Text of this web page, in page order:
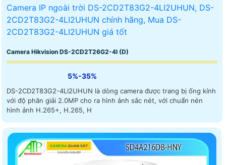
Camera Hikvision DS-2CD2T26G2-4I (D)
5%-35%
DS-2CD2T83G2-4LI2UHUN là dòng camera được trang bị ống kính
với độ phân giải 2.0MP cho ra hình ảnh sắc nét, với chuẩn nén
hình ảnh H.265+, H.265, H